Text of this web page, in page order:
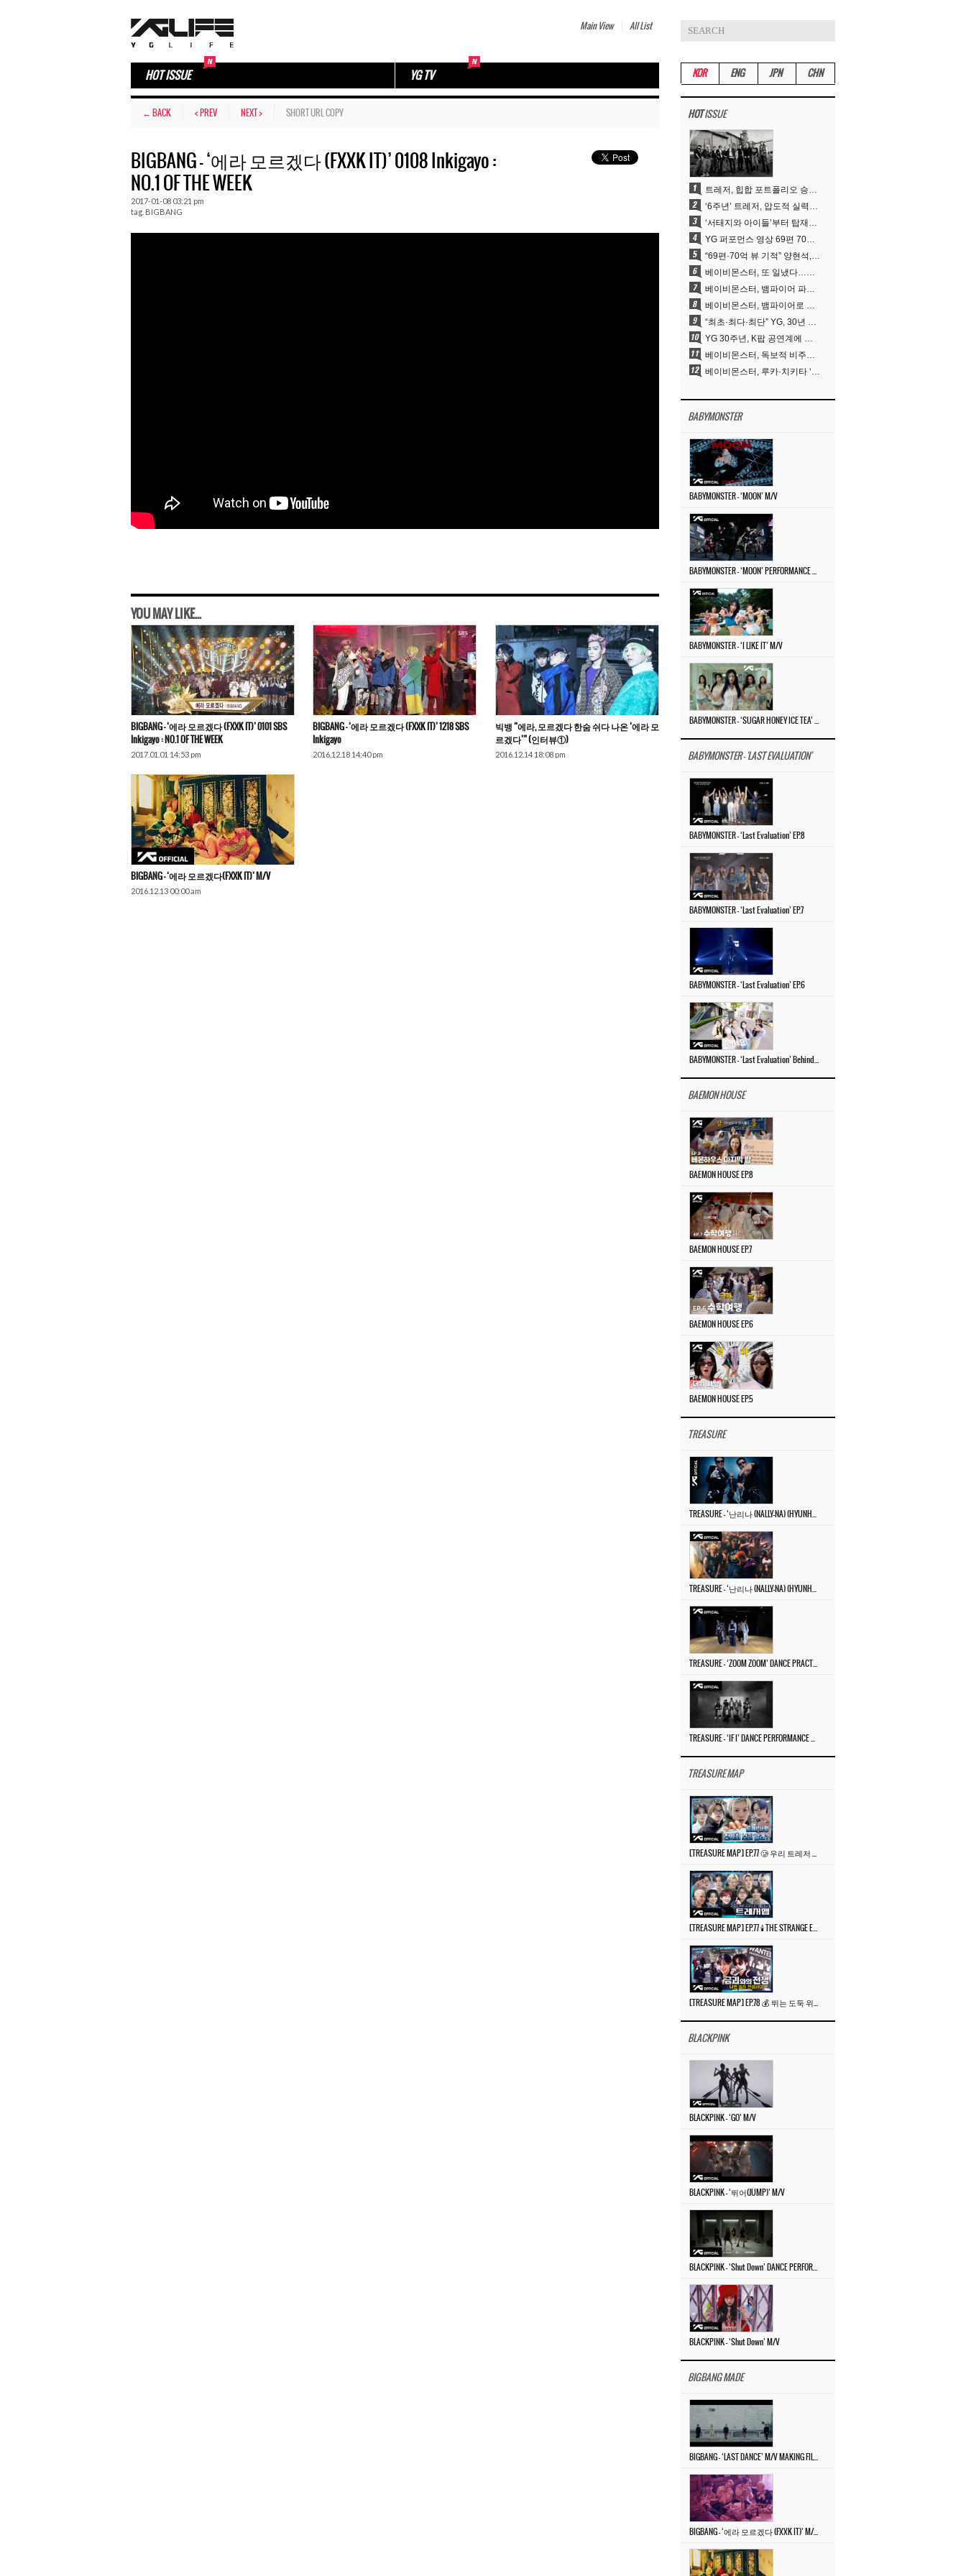
Main View All List
HOT ISSUE YG TV
← BACK < PREV NEXT > SHORT URL COPY
BIGBANG – ‘에라 모르겠다 (FXXK IT)’ 0108 Inkigayo :
NO.1 OF THE WEEK
2017-01-08 03:21 pm
tag. BIGBANG
YOU MAY LIKE...
BIGBANG – ‘에라 모르겠다 (FXXK IT)’ 0101 SBS
Inkigayo : NO.1 OF THE WEEK
2017.01.01 14:53 pm
BIGBANG – ‘에라 모르겠다 (FXXK IT)’ 1218 SBS
Inkigayo
2016.12.18 14:40 pm
빅뱅 “에라, 모르겠다 한숨 쉬다 나온 ‘에라 모
르겠다’” (인터뷰①)
2016.12.14 18:08 pm
BIGBANG – ‘에라 모르겠다(FXXK IT)’ M/V
2016.12.13 00:00 am
KOR ENG JPN CHN
HOTISSUE
트레저, 힙합 포트폴리오 승부수 통했다…데뷔 6주년 새 도약
‘6주년’ 트레저, 압도적 실력으로 증명한 ‘YG의 보물’ 진가
‘서태지와 아이들’부터 탑재한 안무DNA…양현석, YG 퍼포먼스 비디오 70억 뷰 신화의 시작
YG 퍼포먼스 영상 69편 70억뷰…양현석 제작 철학 통했다
“69편·70억 뷰 기적” 양현석, YG 퍼포먼스 비디오 100% 직접 만든 이유
베이비몬스터, 또 일냈다…유튜브 월드와이드 1위
베이비몬스터, 뱀파이어 파격 변신..유튜브 트렌딩 1위 직행
베이비몬스터, 뱀파이어로 변신…‘MOON’으로 찍은 3개월 프로젝트
“최초·최다·최단” YG, 30년 뚝심이 빚어낸 K팝 투어의 새 지평
YG 30주년, K팝 공연계에 어떤 것을 남겼나
베이비몬스터, 독보적 비주얼과 압도적 소화력..’MOON’
베이비몬스터, 루카·치키타 ‘문’ 비주얼 공개…절제된 카리스마·유니크 비주얼
BABYMONSTER
BABYMONSTER – ‘MOON’ M/V
BABYMONSTER – ‘I LIKE IT’ M/V
BABYMONSTER - 'LAST EVALUATION'
BABYMONSTER – ‘Last Evaluation’ EP.8
BABYMONSTER – ‘Last Evaluation’ EP.7
BABYMONSTER – ‘Last Evaluation’ EP.6
BAEMON HOUSE
BAEMON HOUSE EP.8
BAEMON HOUSE EP.7
BAEMON HOUSE EP.6
BAEMON HOUSE EP.5
TREASURE
TREASURE MAP
BLACKPINK
BLACKPINK – ‘GO’ M/V
BLACKPINK – ‘뛰어(JUMP)’ M/V
BLACKPINK – ‘Shut Down’ M/V
BIGBANG MADE